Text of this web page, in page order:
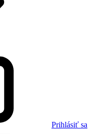
Prihlásiť sa